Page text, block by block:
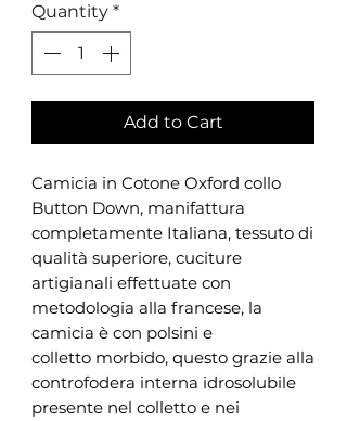
Quantity *
Add to Cart
Camicia in Cotone Oxford collo
Button Down, manifattura
completamente Italiana, tessuto di
qualità superiore, cuciture
artigianali effettuate con
metodologia alla francese, la
camicia è con polsini e
colletto morbido, questo grazie alla
controfodera interna idrosolubile
presente nel colletto e nei